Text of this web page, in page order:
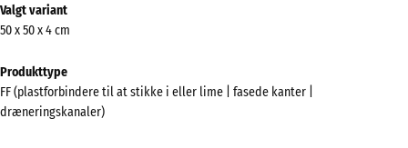
information
om
farverne?
Vis
farvepalette
Valgt variant
50 x 50 x 4 cm
Produkttype
FF (plastforbindere til at stikke i eller lime | fasede kanter |
dræneringskanaler)